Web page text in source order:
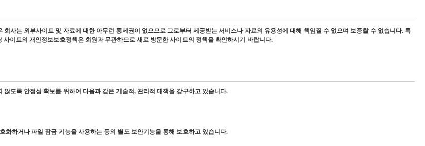
사는 외부사이트 및 자료에 대한 아무런 통제권이 없으므로 그로부터 제공받는 서비스나 자료의 유용성에 대해 책임질 수 없으며 보증할 수 없습니다. 특
이트의 개인정보보호정책은 회원과 무관하므로 새로 방문한 사이트의 정책을 확인하시기 바랍니다.
도록 안정성 확보를 위하여 다음과 같은 기술적, 관리적 대책을 강구하고 있습니다.
하거나 파일 잠금 기능을 사용하는 등의 별도 보안기능을 통해 보호하고 있습니다.